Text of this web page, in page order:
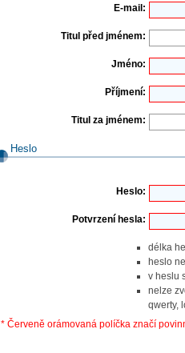
E-mail:
Titul před jménem:
Jméno:
Příjmení:
Titul za jménem:
Heslo
Heslo:
Potvrzení hesla:
délka
heslo
v heslu
nelze
qwerty,
* Červeně orámovaná políčka značí